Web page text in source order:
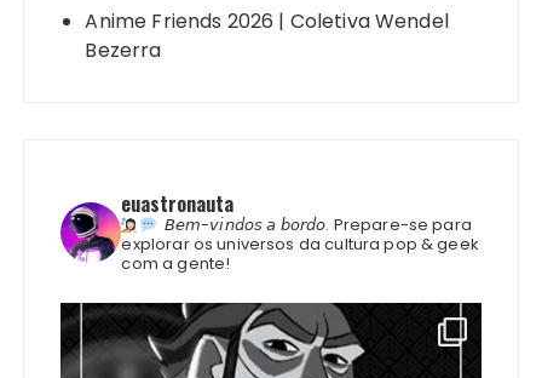
Anime Friends 2026 | Coletiva Wendel
Bezerra
euastronauta
𝘉𝘦𝘮-𝘷𝘪𝘯𝘥𝘰𝘴 𝘢 𝘣𝘰𝘳𝘥𝘰. Prepare-se para
explorar os universos da cultura pop & geek
com a gente!